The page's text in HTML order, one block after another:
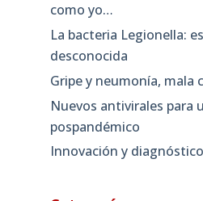
como yo…
La bacteria Legionella:
desconocida
Gripe y neumonía, mala
Nuevos antivirales para
pospandémico
Innovación y diagnóstico